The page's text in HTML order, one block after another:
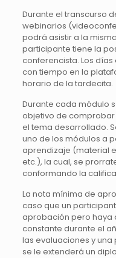
Durante el transcurso
webinarios
podrá asistir a la
participante tiene la
conferencista. Los
con tiempo en la
horario de la tardecita.
Durante cada módulo
objetivo de
el tema desarrollado.
uno de los módulos a
aprendizaje (material
etc.), la cual, se
conformando la
La nota mínima de
caso que un
aprobación pero haya
constante durante el
las evaluaciones y
se le extenderá un